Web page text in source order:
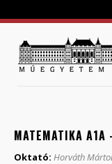
MATEMATIKA
Oktató: Horváth